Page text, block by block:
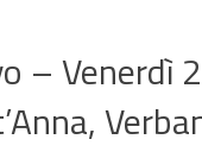
– Venerdì